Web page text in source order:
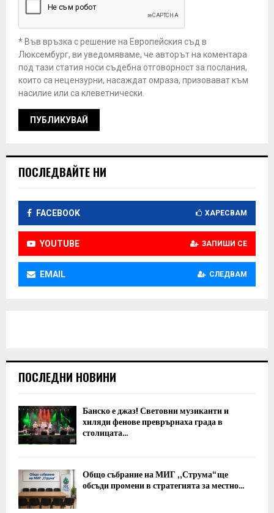
* Във връзка с решение на Европейския съд в
Люксембург, ви уведомяваме, че авторът на коментара
под тази статия носи съдебна отговорност за послания,
които са нецензурни, насаждат омраза, призовават към
насилие или са клеветнически.
ПОСЛЕДВАЙТЕ НИ
FACEBOOK ХАРЕСВАМ
YOUTUBE ЗАПИШИ СЕ
EMAIL СЛЕДВАМ
ПОСЛЕДНИ НОВИНИ
Банско е джаз! Световни музиканти и
хиляди фенове преврърнаха града в
столицата...
Общо събрание на МИГ „Струма“ ще
обсъди промени в стратегията за местно...